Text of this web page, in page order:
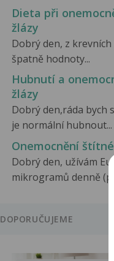
Dieta při
žlázy
Dobrý den, z
špatně hodnoty...
Hubnutí a
žlázy
Dobrý den,ráda bych
je normální hubnout...
Onemocnění
Dobrý den, užívám
mikrogramů denně
DOPORUČUJEME